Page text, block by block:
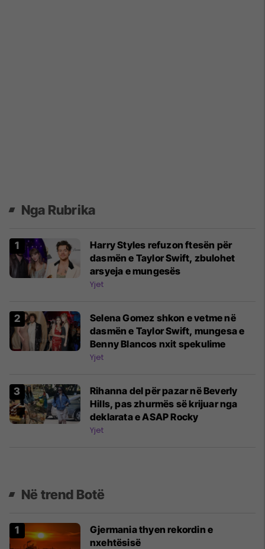
Nga Rubrika
Harry Styles refuzon ftesën për
dasmën e Taylor Swift, zbulohet
arsyeja e mungesës
Yjet
Selena Gomez shkon e vetme në
dasmën e Taylor Swift, mungesa e
Benny Blancos nxit spekulime
Yjet
Rihanna del për pazar në Beverly
Hills, pas zhurmës së krijuar nga
deklarata e ASAP Rocky
Yjet
Në trend Botë
Gjermania thyen rekordin e
nxehtësisë